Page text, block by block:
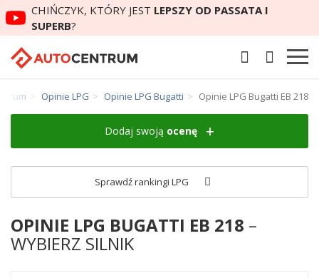
CHIŃCZYK, KTÓRY JEST LEPSZY OD PASSATA I
SUPERB?
Opinie LPG Opinie LPG Bugatti Opinie LPG Bugatti EB 218
Dodaj swoją ocenę
Sprawdź rankingi LPG
OPINIE LPG BUGATTI EB 218 –
WYBIERZ SILNIK